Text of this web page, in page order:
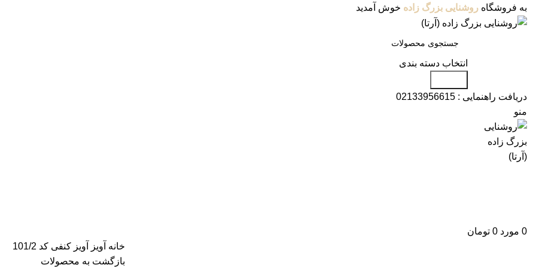
به فروشگاه روشنایی بزرگ زاده خوش آمدید
انتخاب دسته بندی
دریافت راهنمایی : 02133956615
منو
0 مورد 0 تومان
خانه آویز
آویز کنفی کد 101/2
بازگشت به محصولات